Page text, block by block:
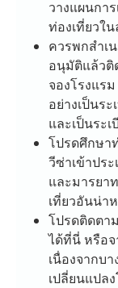
วางแผนกา
ท่องเที่ยวใ
ควรพกสำเ
อนุมัติแล้วติ
จองโรงแร
อย่างเป็นร
และเป็นระ
โปรดศึกษา
วีซ่าเข้าปร
และมารยา
เที่ยวอันน่า
โปรดติดตา
ได้ที่นี่ หรือจ
เนื่องจากบ
เปลี่ยนแปล